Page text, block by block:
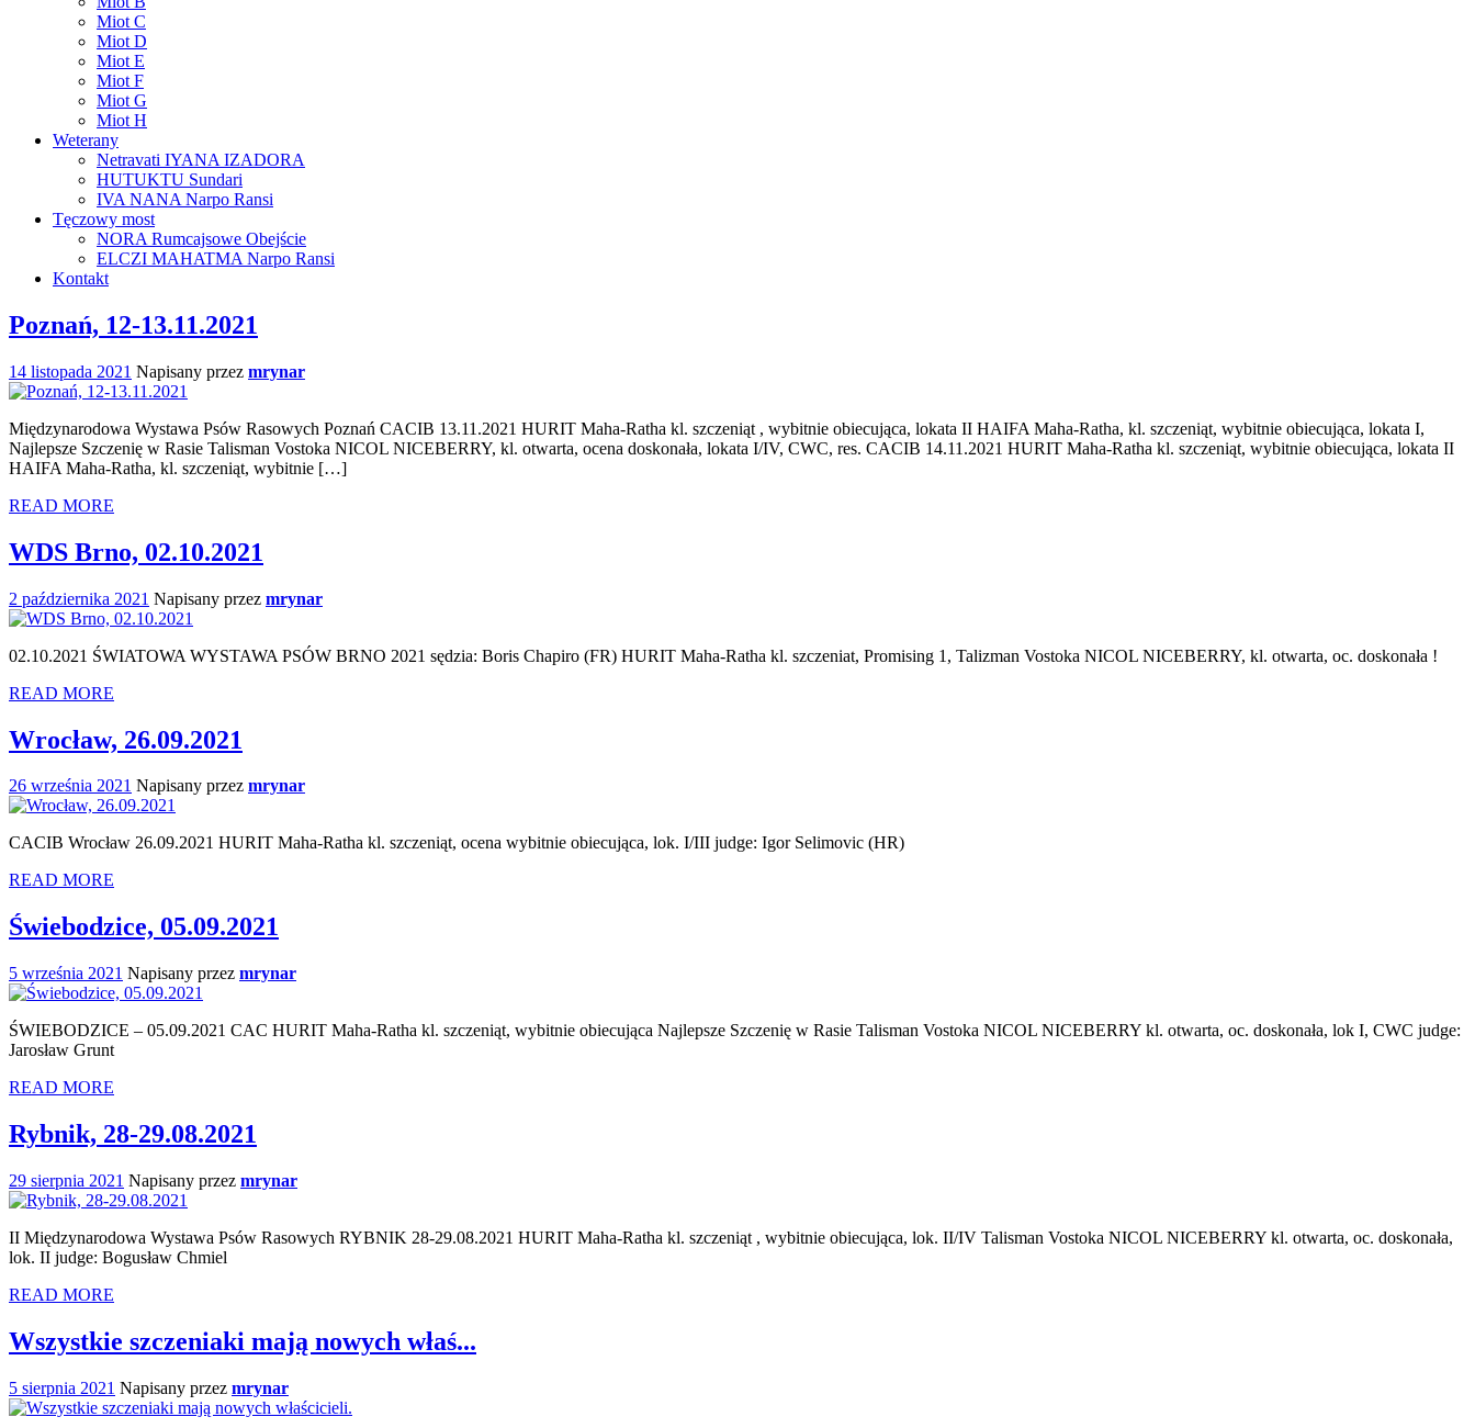
Miot C
Miot D
Miot E
Miot F
Miot G
Miot H
Weterany
Netravati IYANA IZADORA
HUTUKTU Sundari
IVA NANA Narpo Ransi
Tęczowy most
NORA Rumcajsowe Obejście
ELCZI MAHATMA Narpo Ransi
Kontakt
Poznań, 12-13.11.2021
14 listopada 2021 Napisany przez mrynar
Międzynarodowa Wystawa Psów Rasowych Poznań CACIB 13.11.2021 HURIT Maha-Ratha kl. szczeniąt , wybitnie obiecująca, lokata II HAIFA Maha-Ratha, kl. szczeniąt, wybitnie obiecująca, lokata I,
Najlepsze Szczenię w Rasie Talisman Vostoka NICOL NICEBERRY, kl. otwarta, ocena doskonała, lokata I/IV, CWC, res. CACIB 14.11.2021 HURIT Maha-Ratha kl. szczeniąt, wybitnie obiecująca, lokata II
HAIFA Maha-Ratha, kl. szczeniąt, wybitnie […]
READ MORE
WDS Brno, 02.10.2021
2 października 2021 Napisany przez mrynar
02.10.2021 ŚWIATOWA WYSTAWA PSÓW BRNO 2021 sędzia: Boris Chapiro (FR) HURIT Maha-Ratha kl. szczeniat, Promising 1, Talizman Vostoka NICOL NICEBERRY, kl. otwarta, oc. doskonała !
READ MORE
Wrocław, 26.09.2021
26 września 2021 Napisany przez mrynar
CACIB Wrocław 26.09.2021 HURIT Maha-Ratha kl. szczeniąt, ocena wybitnie obiecująca, lok. I/III judge: Igor Selimovic (HR)
READ MORE
Świebodzice, 05.09.2021
5 września 2021 Napisany przez mrynar
ŚWIEBODZICE – 05.09.2021 CAC HURIT Maha-Ratha kl. szczeniąt, wybitnie obiecująca Najlepsze Szczenię w Rasie Talisman Vostoka NICOL NICEBERRY kl. otwarta, oc. doskonała, lok I, CWC judge:
Jarosław Grunt
READ MORE
Rybnik, 28-29.08.2021
29 sierpnia 2021 Napisany przez mrynar
II Międzynarodowa Wystawa Psów Rasowych RYBNIK 28-29.08.2021 HURIT Maha-Ratha kl. szczeniąt , wybitnie obiecująca, lok. II/IV Talisman Vostoka NICOL NICEBERRY kl. otwarta, oc. doskonała,
lok. II judge: Bogusław Chmiel
READ MORE
Wszystkie szczeniaki mają nowych właś...
5 sierpnia 2021 Napisany przez mrynar